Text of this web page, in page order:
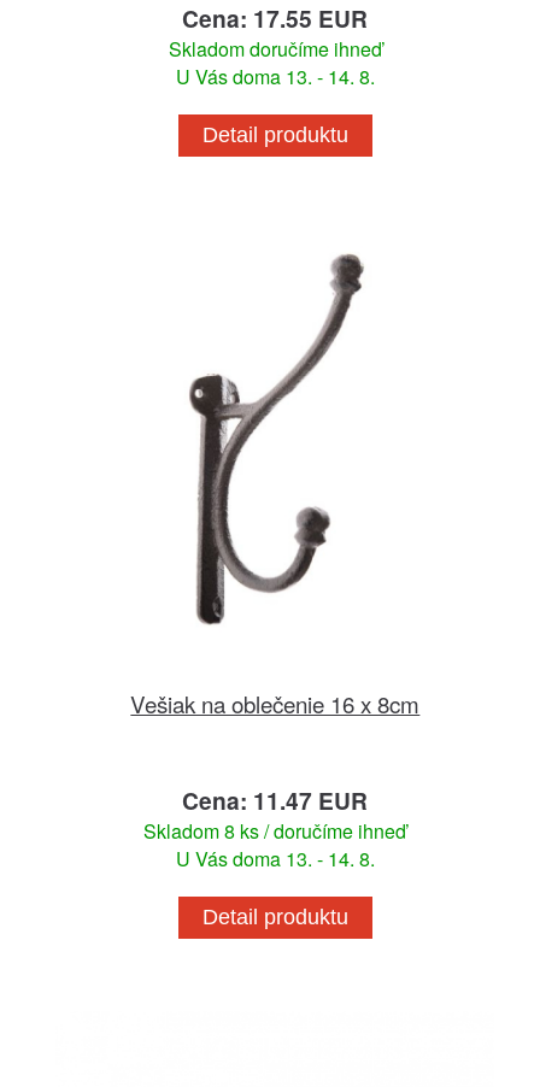
Cena: 17.55 EUR
Skladom doručíme ihneď
U Vás doma 13. - 14. 8.
Detail produktu
Vešiak na oblečenie 16 x 8cm
Cena: 11.47 EUR
Skladom 8 ks / doručíme ihneď
U Vás doma 13. - 14. 8.
Detail produktu